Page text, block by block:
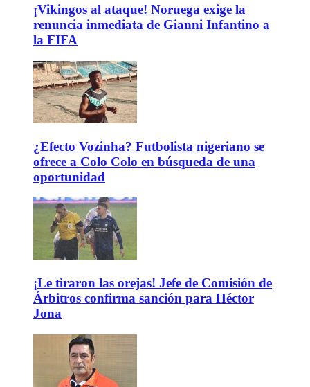
¡Vikingos al ataque! Noruega exige la
renuncia inmediata de Gianni Infantino a
la FIFA
¿Efecto Vozinha? Futbolista nigeriano se
ofrece a Colo Colo en búsqueda de una
oportunidad
¡Le tiraron las orejas! Jefe de Comisión de
Árbitros confirma sanción para Héctor
Jona